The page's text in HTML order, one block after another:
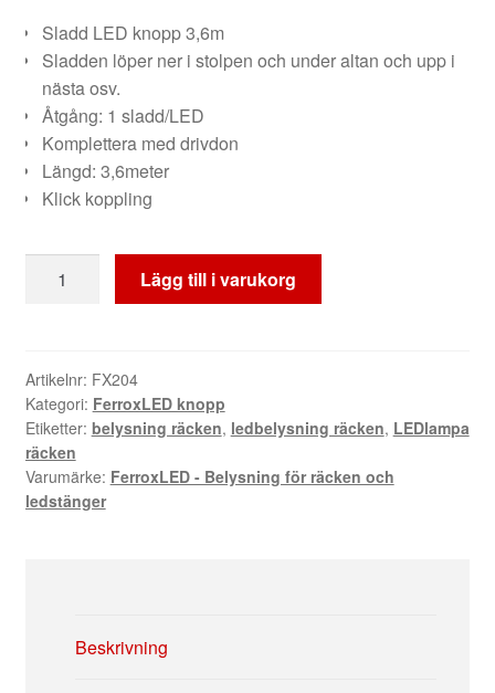
Sladd LED knopp 3,6m
Sladden löper ner i stolpen och under altan och upp i
nästa osv.
Åtgång: 1 sladd/LED
Komplettera med drivdon
Längd: 3,6meter
Klick koppling
mängd
Lägg till i varukorg
Artikelnr: FX204
Kategori: FerroxLED knopp
Etiketter: belysning räcken, ledbelysning räcken, LEDlampa
räcken
Varumärke: FerroxLED - Belysning för räcken och
ledstänger
Beskrivning